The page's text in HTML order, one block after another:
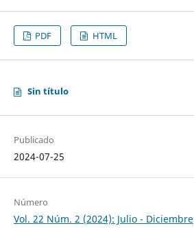
PDF HTML
Sin título
Publicado
2024-07-25
Número
Vol. 22 Núm. 2 (2024): Julio - Diciembre